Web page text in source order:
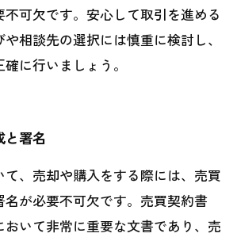
可欠です。安心して取引を進める
相談先の選択には慎重に検討し、
に行いましょう。
と署名
、売却や購入をする際には、売買
名が必要不可欠です。売買契約書
おいて非常に重要な文書であり、売